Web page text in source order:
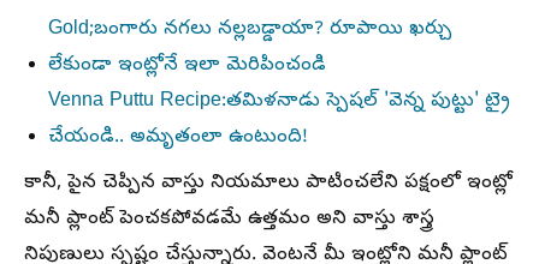
Gold;బంగారు నగలు నల్లబడ్డాయా? రూపాయి ఖర్చు
లేకుండా ఇంట్లోనే ఇలా మెరిపించండి
Venna Puttu Recipe:తమిళనాడు స్పెషల్ 'వెన్న పుట్టు' ట్రై
చేయండి.. అమృతంలా ఉంటుంది!
కానీ, పైన చెప్పిన వాస్తు నియమాలు పాటించలేని పక్షంలో ఇంట్లో
మనీ ప్లాంట్ పెంచకపోవడమే ఉత్తమం అని వాస్తు శాస్త్ర
నిపుణులు స్పష్టం చేస్తున్నారు. వెంటనే మీ ఇంట్లోని మనీ ప్లాంట్